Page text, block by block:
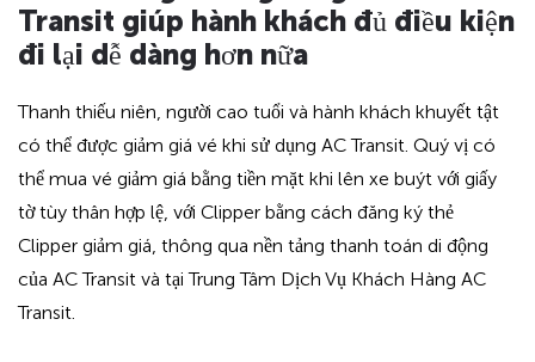
for
ADA
Transit giúp hành khách đủ điều kiện
đi lại dễ dàng hơn nữa
Thanh thiếu niên, người cao tuổi và hành khách khuyết tật
có thể được giảm giá vé khi sử dụng AC Transit. Quý vị có
thể mua vé giảm giá bằng tiền mặt khi lên xe buýt với giấy
tờ tùy thân hợp lệ, với Clipper bằng cách đăng ký thẻ
Clipper giảm giá, thông qua nền tảng thanh toán di động
của AC Transit và tại Trung Tâm Dịch Vụ Khách Hàng AC
Transit.